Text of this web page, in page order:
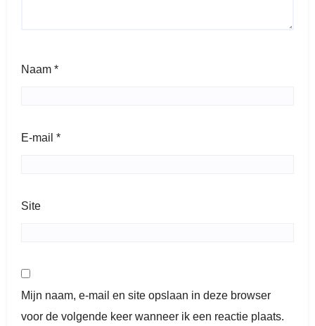
Naam *
E-mail *
Site
Mijn naam, e-mail en site opslaan in deze browser
voor de volgende keer wanneer ik een reactie plaats.